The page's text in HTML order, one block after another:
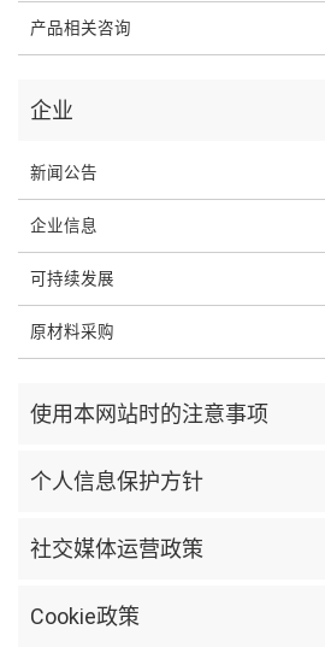
产品相关咨询
企业
新闻公告
企业信息
可持续发展
原材料采购
使用本网站时的注意事项
个人信息保护方针
社交媒体运营政策
Cookie政策